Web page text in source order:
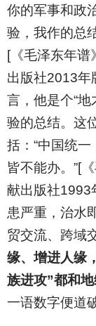
你的军事和政
验，我作的总
[《毛泽东年
出版社2013年
言，他是个“地
验的总结。这
括：“中国统
皆不能办。”[
献出版社1993
患严重，治水
贸交流、跨域
缘、增进人缘
族进攻”都和地
一语数字便道